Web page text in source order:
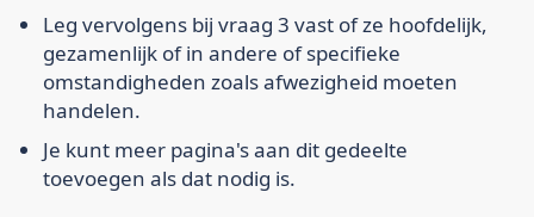
Leg vervolgens bij vraag 3 vast of ze hoofdelijk,
gezamenlijk of in andere of specifieke
omstandigheden zoals afwezigheid moeten
handelen.
Je kunt meer pagina's aan dit gedeelte
toevoegen als dat nodig is.